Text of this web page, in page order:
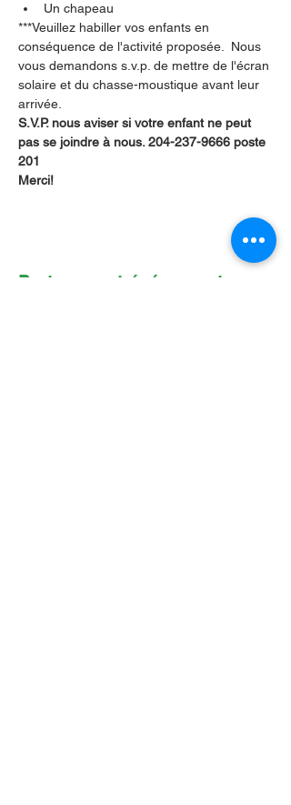
Un chapeau
***Veuillez habiller vos enfants en
conséquence de l'activité proposée.  Nous
vous demandons s.v.p. de mettre de l'écran
solaire et du chasse-moustique avant leur
arrivée.
S.V.P. nous aviser si votre enfant ne peut
pas se joindre à nous. 204-237-9666 poste
201
Merci!
Partager cet événement